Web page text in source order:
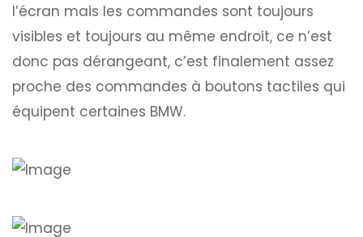
l’écran mais les commandes sont toujours
visibles et toujours au même endroit, ce n’est
donc pas dérangeant, c’est finalement assez
proche des commandes à boutons tactiles qui
équipent certaines BMW.